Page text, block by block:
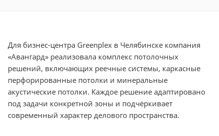
Для бизнес-центра Greenplex в Челябинске компания
«Авангард» реализовала комплекс потолочных
решений, включающих реечные системы, каркасные
перфорированные потолки и минеральные
акустические потолки. Каждое решение адаптировано
под задачи конкретной зоны и подчёркивает
современный характер делового пространства.